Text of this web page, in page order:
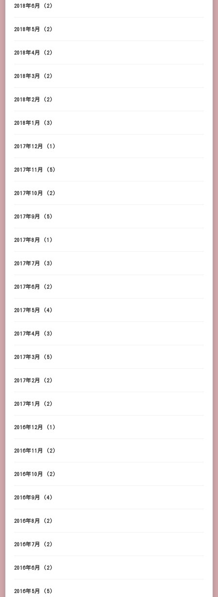
2018年6月 (2)
2018年5月 (2)
2018年4月 (2)
2018年3月 (2)
2018年2月 (2)
2018年1月 (3)
2017年12月 (1)
2017年11月 (5)
2017年10月 (2)
2017年9月 (5)
2017年8月 (1)
2017年7月 (3)
2017年6月 (2)
2017年5月 (4)
2017年4月 (3)
2017年3月 (5)
2017年2月 (2)
2017年1月 (2)
2016年12月 (1)
2016年11月 (2)
2016年10月 (2)
2016年9月 (4)
2016年8月 (2)
2016年7月 (2)
2016年6月 (2)
2016年5月 (5)